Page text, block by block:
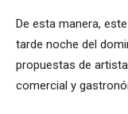
De esta manera,
tarde noche del
propuestas de
comercial y